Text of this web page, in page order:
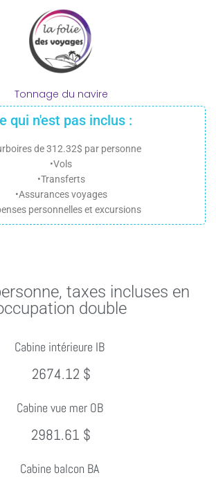
Tonnage du navire
qui n'est pas inclus :
de 312.32$ par personne
•Vols
•Transferts
•Assurances voyages
personnelles et excursions
taxes incluses en
double
Cabine intérieure IB
2674.12 $
Cabine vue mer OB
2981.61 $
Cabine balcon BA